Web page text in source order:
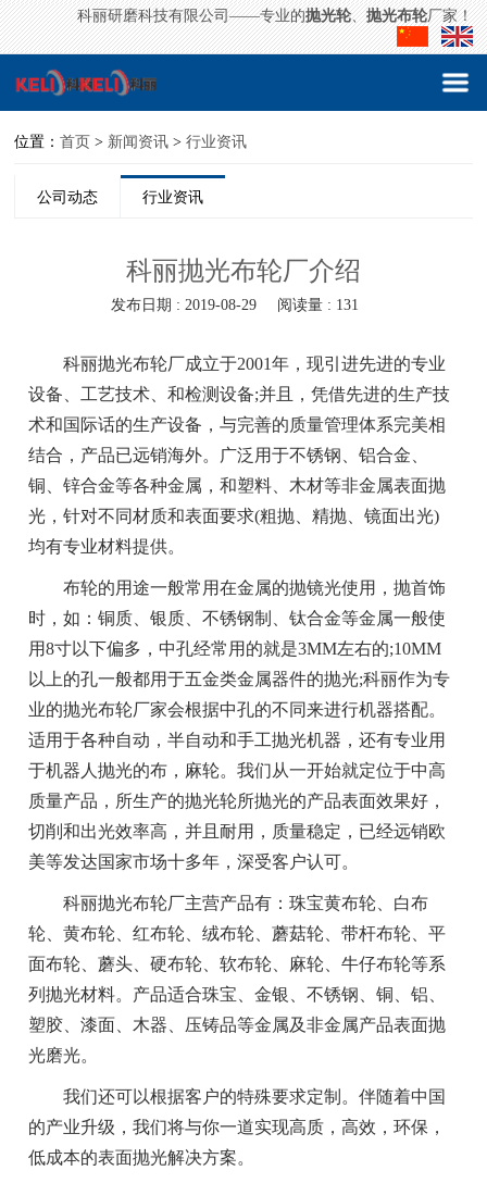
科丽研磨科技有限公司——专业的抛光轮、抛光布轮厂家！
位置：首页 > 新闻资讯 >行业资讯
公司动态 行业资讯
科丽抛光布轮厂介绍
发布日期 : 2019-08-29 阅读量 : 131
科丽抛光布轮厂成立于2001年，现引进先进的专业
设备、工艺技术、和检测设备;并且，凭借先进的生产技
术和国际话的生产设备，与完善的质量管理体系完美相
结合，产品已远销海外。广泛用于不锈钢、铝合金、
铜、锌合金等各种金属，和塑料、木材等非金属表面抛
光，针对不同材质和表面要求(粗抛、精抛、镜面出光)
均有专业材料提供。
布轮的用途一般常用在金属的抛镜光使用，抛首饰
时，如：铜质、银质、不锈钢制、钛合金等金属一般使
用8寸以下偏多，中孔经常用的就是3MM左右的;10MM
以上的孔一般都用于五金类金属器件的抛光;科丽作为专
业的抛光布轮厂家会根据中孔的不同来进行机器搭配。
适用于各种自动，半自动和手工抛光机器，还有专业用
于机器人抛光的布，麻轮。我们从一开始就定位于中高
质量产品，所生产的抛光轮所抛光的产品表面效果好，
切削和出光效率高，并且耐用，质量稳定，已经远销欧
美等发达国家市场十多年，深受客户认可。
科丽抛光布轮厂主营产品有：珠宝黄布轮、白布
轮、黄布轮、红布轮、绒布轮、蘑菇轮、带杆布轮、平
面布轮、蘑头、硬布轮、软布轮、麻轮、牛仔布轮等系
列抛光材料。产品适合珠宝、金银、不锈钢、铜、铝、
塑胶、漆面、木器、压铸品等金属及非金属产品表面抛
光磨光。
我们还可以根据客户的特殊要求定制。伴随着中国
的产业升级，我们将与你一道实现高质，高效，环保，
低成本的表面抛光解决方案。